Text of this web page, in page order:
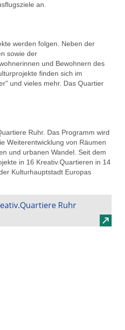
an.
werden folgen. Neben der
sowie der
und Bewohnern des
finden sich im
und vieles mehr. Das Quartier
Ruhr. Das Programm wird
Weiterentwicklung von Räumen
und urbanen Wandel. Seit dem
in 16 Kreativ.Quartieren in 14
Kulturhauptstadt Europas
Ruhr